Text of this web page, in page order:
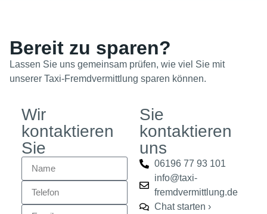
Bereit zu sparen?
Lassen Sie uns gemeinsam prüfen, wie viel Sie mit
unserer Taxi-Fremdvermittlung sparen können.
Wir
kontaktieren
Sie
Sie
kontaktieren
uns
06196 77 93 101
info@taxi-
fremdvermittlung.de
Chat starten ›